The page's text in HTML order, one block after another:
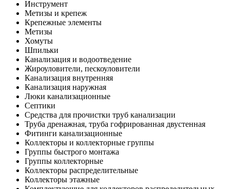
Инструмент
Метизы и крепеж
Крепежные элементы
Метизы
Хомуты
Шпильки
Канализация и водоотведение
Жироуловители, пескоуловители
Канализация внутренняя
Канализация наружная
Люки канализационные
Септики
Средства для прочистки труб канализации
Труба дренажная, труба гофрированная двустенная
Фитинги канализационные
Коллекторы и коллекторные группы
Группы быстрого монтажа
Группы коллекторные
Коллекторы распределительные
Коллекторы этажные